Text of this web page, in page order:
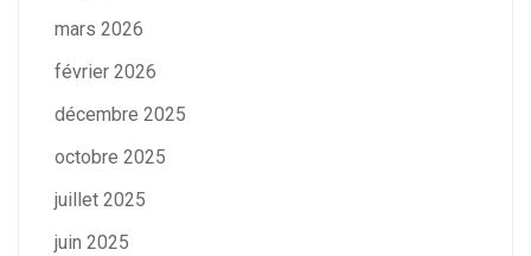
mars 2026
février 2026
décembre 2025
octobre 2025
juillet 2025
juin 2025